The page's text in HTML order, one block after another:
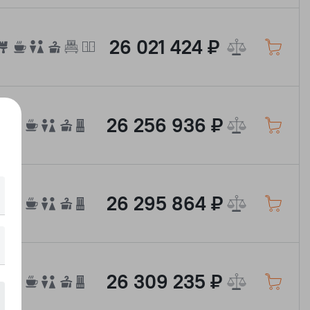
26 021 424 ₽
26 256 936 ₽
26 295 864 ₽
26 309 235 ₽